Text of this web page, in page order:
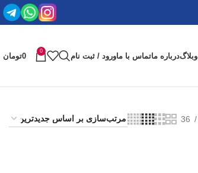
وبلاگدرباره ماتماس با ماورود / ثبت نام
0
0تومان
36